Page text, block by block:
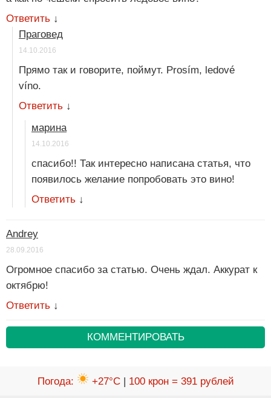
Ответить ↓
Праговед
14.10.2016
Прямо так и говорите, поймут. Prosím, ledové
víno.
Ответить ↓
марина
14.10.2016
спасибо!! Так интересно написана статья, что
появилось желание попробовать это вино!
Ответить ↓
Andrey
28.09.2016
Огромное спасибо за статью. Очень ждал. Аккурат к
октябрю!
Ответить ↓
КОММЕНТИРОВАТЬ
Погода: +27°C| 100 крон = 391 рублей